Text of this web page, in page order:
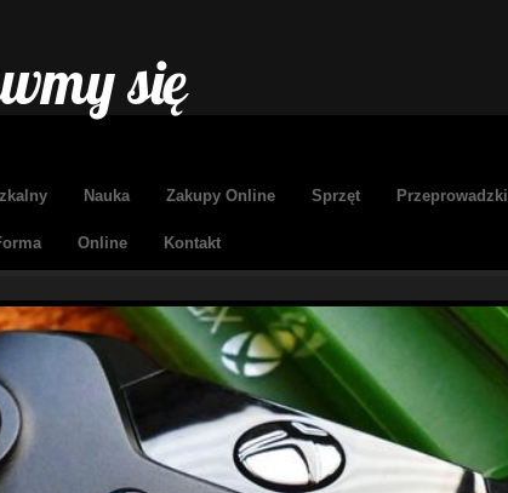
się
Nauka Zakupy Online Sprzęt Przeprowadzki
Online Kontakt